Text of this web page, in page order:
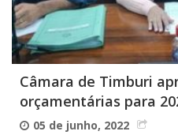
Câmara de Timburi
orçamentárias para
05 de junho, 2022